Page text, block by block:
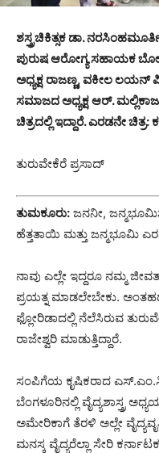
ಶಸ್ತ್ರಚಿಕಿತ್ಸಕ ಡಾ.
ಪುರುಷ ಆರೋಗ್ಯ ಸಹಾಯಕ
ಅಧ್ಯಕ್ಷ ರಾಜಣ್ಣ, ವಕೀಲ
ಸಮಾಜದ ಅಧ್ಯಕ್ಷ ಆರ್.
ಚಿತ್ರದಲ್ಲಿ ಇದ್ದಾರೆ. ಎರಡನೇ ಚಿತ್ರ:
ತುರುವೇಕೆರೆ ಪ್ರಸಾದ್
ತುಮಕೂರು: ಜನನೀ,
ಹೆತ್ತತಾಯಿ ಮತ್ತು ಜನ್ಮಭೂಮಿ
ನಾವು ಎಲ್ಲೇ ಇದ್ದರೂ ನಮ್ಮ
ಪ್ರಯತ್ನ ಮಾಡಲೇಬೇಕು.
ಫ್ಲೋರಿಡಾದಲ್ಲಿ ನೆಲೆಸಿರುವ
ರಾಜೇಶ್ವರಿ ಮಾಡುತ್ತಿದ್ದಾರೆ.
ಸಂಪಿಗೆಯ ಕೃಷಿಕರಾದ
ಬೆಂಗಳೂರಿನಲ್ಲಿ ವೈದ್ಯಶಾಸ್ತ್ರ
ಅಮೇರಿಕಾಗೆ ತೆರಳಿ ಅಲ್ಲೇ
ಮನಸ್ಕ ವೈದ್ಯರೆಲ್ಲಾ ಸೇರಿ